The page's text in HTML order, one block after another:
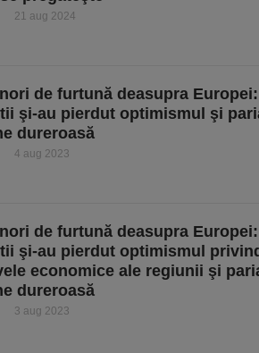
21 aug 2024
de furtună deasupra Europei:
şi-au pierdut optimismul şi
dureroasă
4 aug 2023
de furtună deasupra Europei:
şi-au pierdut optimismul
economice ale regiunii şi
dureroasă
3 aug 2023